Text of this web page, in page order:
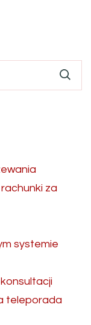
za
systemie
teleporada